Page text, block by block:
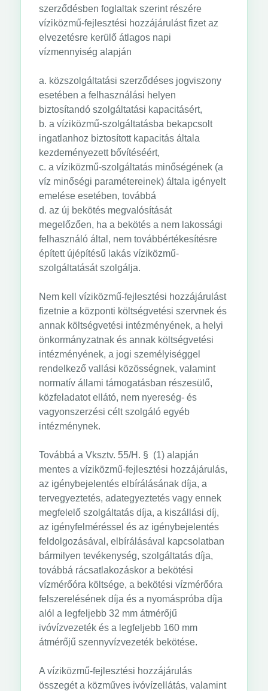
szerződésben foglaltak szerint részére
víziközmű-fejlesztési hozzájárulást fizet az
elvezetésre kerülő átlagos napi
vízmennyiség alapján
a. közszolgáltatási szerződéses jogviszony
esetében a felhasználási helyen
biztosítandó szolgáltatási kapacitásért,
b. a víziközmű-szolgáltatásba bekapcsolt
ingatlanhoz biztosított kapacitás általa
kezdeményezett bővítéséért,
c. a víziközmű-szolgáltatás minőségének (a
víz minőségi paramétereinek) általa igényelt
emelése esetében, továbbá
d. az új bekötés megvalósítását
megelőzően, ha a bekötés a nem lakossági
felhasználó által, nem továbbértékesítésre
épített újépítésű lakás víziközmű-
szolgáltatását szolgálja.
Nem kell víziközmű-fejlesztési hozzájárulást
fizetnie a központi költségvetési szervnek és
annak költségvetési intézményének, a helyi
önkormányzatnak és annak költségvetési
intézményének, a jogi személyiséggel
rendelkező vallási közösségnek, valamint
normatív állami támogatásban részesülő,
közfeladatot ellátó, nem nyereség- és
vagyonszerzési célt szolgáló egyéb
intézménynek.
Továbbá a Vksztv. 55/H. § (1) alapján
mentes a víziközmű-fejlesztési hozzájárulás,
az igénybejelentés elbírálásának díja, a
tervegyeztetés, adategyeztetés vagy ennek
megfelelő szolgáltatás díja, a kiszállási díj,
az igényfelméréssel és az igénybejelentés
feldolgozásával, elbírálásával kapcsolatban
bármilyen tevékenység, szolgáltatás díja,
továbbá rácsatlakozáskor a bekötési
vízmérőóra költsége, a bekötési vízmérőóra
felszerelésének díja és a nyomáspróba díja
alól a legfeljebb 32 mm átmérőjű
ivóvízvezeték és a legfeljebb 160 mm
átmérőjű szennyvízvezeték bekötése.
A víziközmű-fejlesztési hozzájárulás
összegét a közműves ivóvízellátás, valamint